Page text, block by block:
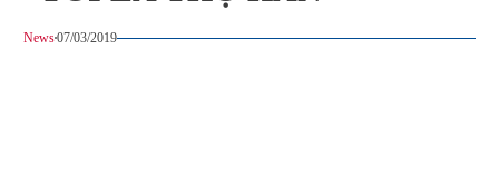
News07/03/2019